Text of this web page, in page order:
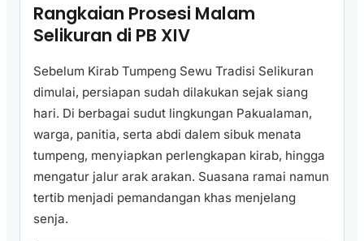
Rangkaian Prosesi Malam
Selikuran di PB XIV
Sebelum Kirab Tumpeng Sewu Tradisi Selikuran
dimulai, persiapan sudah dilakukan sejak siang
hari. Di berbagai sudut lingkungan Pakualaman,
warga, panitia, serta abdi dalem sibuk menata
tumpeng, menyiapkan perlengkapan kirab, hingga
mengatur jalur arak arakan. Suasana ramai namun
tertib menjadi pemandangan khas menjelang
senja.